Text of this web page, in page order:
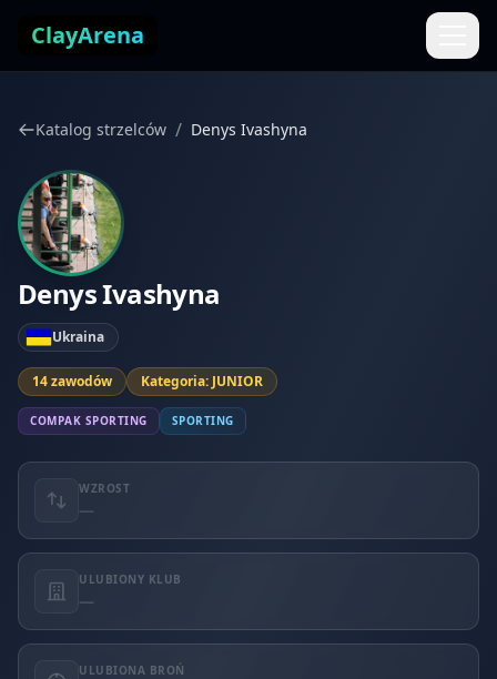
ClayArena
Katalog strzelców / Denys Ivashyna
Denys Ivashyna
Ukraina
14 zawodów Kategoria: JUNIOR
COMPAK SPORTING SPORTING
WZROST
—
ULUBIONY KLUB
—
ULUBIONA BROŃ